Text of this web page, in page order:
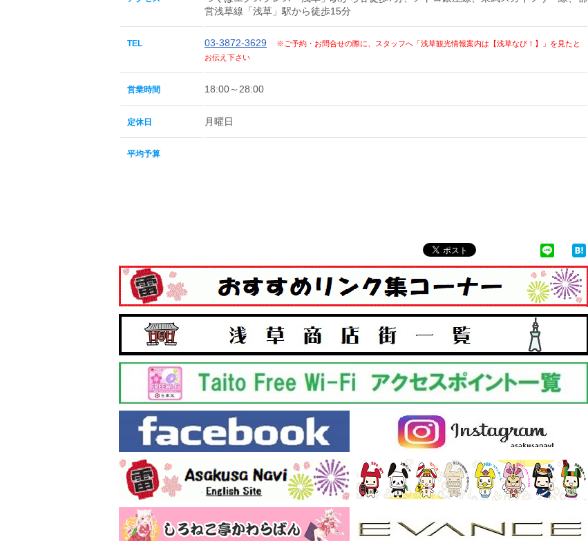
営浅草線「浅草」駅から徒歩15分
TEL 03-3872-3629
※ご予約・お問合せの際に、スタッフへ「浅草観光情報案内は【浅草なび！】」を見たと
お伝え下さい
営業時間 18:00～28:00
定休日 月曜日
平均予算